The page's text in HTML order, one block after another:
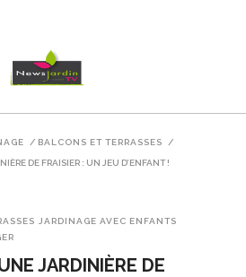
/ BALCONS ET TERRASSES /
DE FRAISIER : UN JEU D’ENFANT !
JARDINAGE AVEC ENFANTS
JARDINIÈRE DE